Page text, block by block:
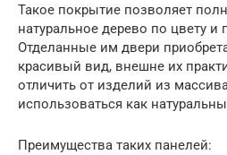
Такое покрытие позволяет
натуральное дерево по цвету и
Отделанные им двери
красивый вид, внешне их
отличить от изделий из
использоваться как
Преимущества таких панелей: